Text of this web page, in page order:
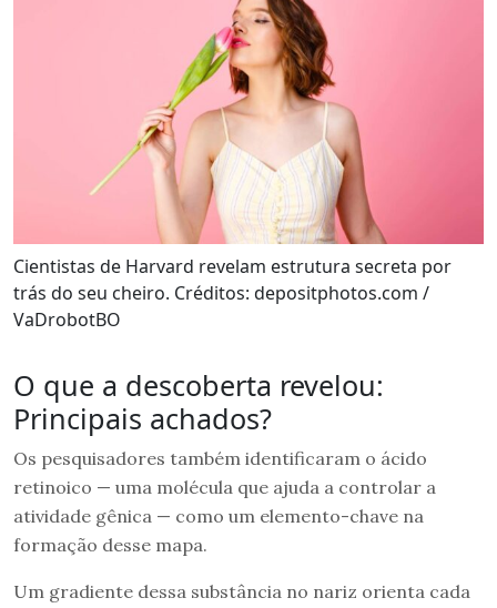
Cientistas de Harvard revelam estrutura secreta por
trás do seu cheiro. Créditos: depositphotos.com /
VaDrobotBO
O que a descoberta revelou:
Principais achados?
Os pesquisadores também identificaram o ácido
retinoico — uma molécula que ajuda a controlar a
atividade gênica — como um elemento-chave na
formação desse mapa.
Um gradiente dessa substância no nariz orienta cada